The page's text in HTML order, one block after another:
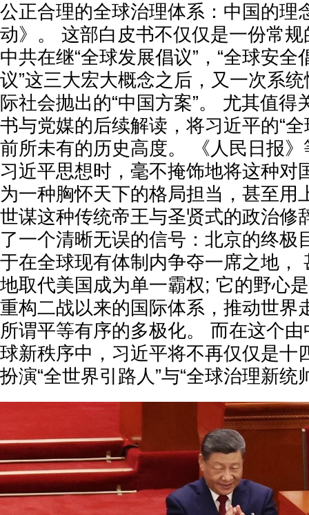
公正合理的全球治理体系：中国的理
动》。 这部白皮书不仅仅是一份常
中共在继“全球发展倡议”，“全球安全
议”这三大宏大概念之后，又一次系
际社会抛出的“中国方案”。 尤其值得
书与党媒的后续解读，将习近平的“
前所未有的历史高度。 《人民日报
习近平思想时，毫不掩饰地将这种对
为一种胸怀天下的格局担当，甚至用
世谋这种传统帝王与圣贤式的政治修
了一个清晰无误的信号：北京的终极
于在全球现有体制内争夺一席之地，
地取代美国成为单一霸权; 它的野心
重构二战以来的国际体系，推动世界
所谓平等有序的多极化。 而在这个
球新秩序中，习近平将不再仅仅是十
扮演“全世界引路人”与“全球治理新统